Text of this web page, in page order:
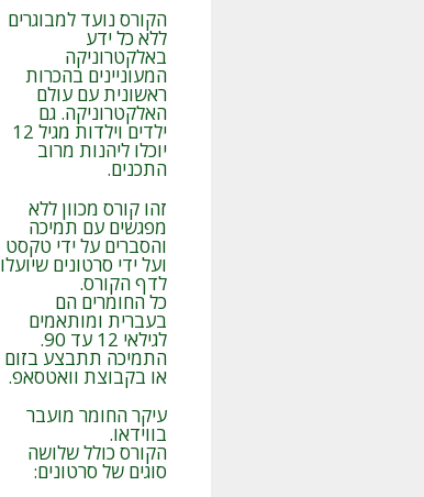
הקורס נועד למבוגרים
ללא כל ידע
באלקטרוניקה
המעוניינים בהכרות
ראשונית עם עולם
האלקטרוניקה. גם
ילדים וילדות מגיל 12
יוכלו ליהנות מרוב
התכנים.
זהו קורס מכוון ללא
מפגשים עם תמיכה
והסברים על ידי טקסט
ועל ידי סרטונים שיועלו
לדף הקורס.
כל החומרים הם
בעברית ומותאמים
לגילאי 12 עד 90.
התמיכה תתבצע בזום
או בקבוצת וואטסאפ.
עיקר החומר מועבר
בווידאו.
הקורס כולל שלושה
סוגים של סרטונים: